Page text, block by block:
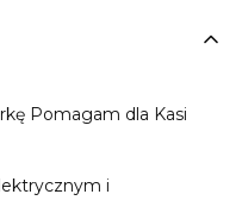
Pomagam dla Kasi
i